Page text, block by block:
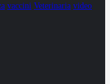
vaccini Veterinaria video